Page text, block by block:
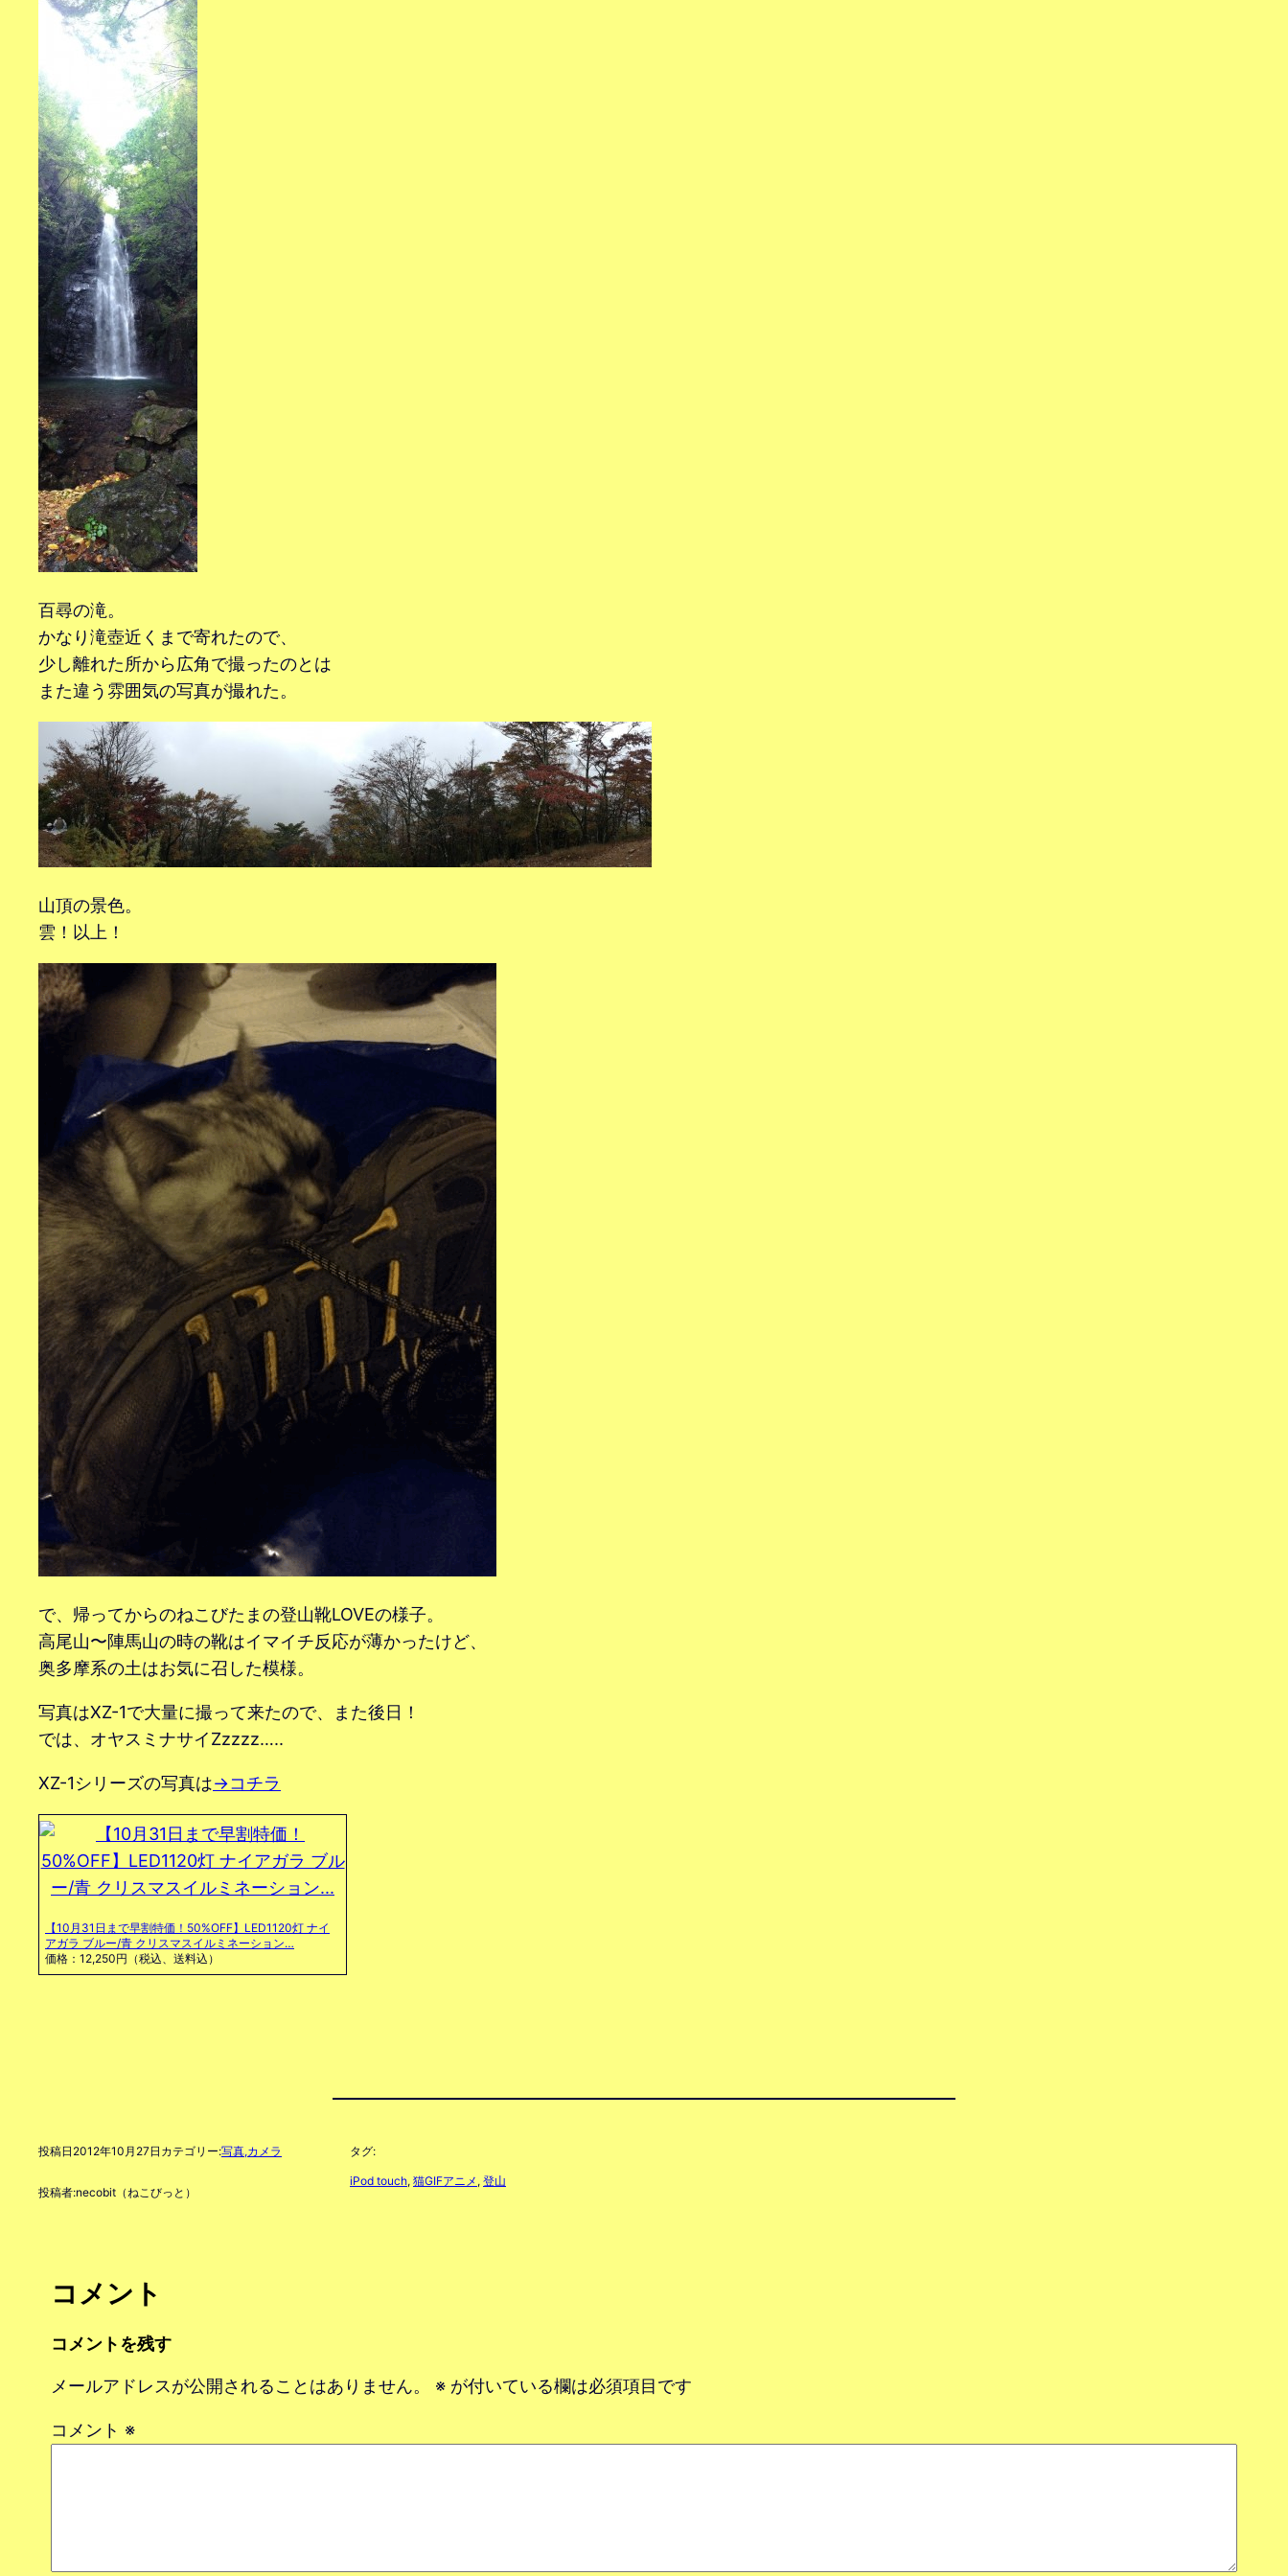
百尋の滝。
かなり滝壺近くまで寄れたので、
少し離れた所から広角で撮ったのとは
また違う雰囲気の写真が撮れた。
山頂の景色。
雲！以上！
で、帰ってからのねこびたまの登山靴LOVEの様子。
高尾山〜陣馬山の時の靴はイマイチ反応が薄かったけど、
奥多摩系の土はお気に召した模様。
写真はXZ-1で大量に撮って来たので、また後日！
では、オヤスミナサイZzzzz…..
XZ-1シリーズの写真は→コチラ
【10月31日まで早割特価！50%OFF】LED1120灯 ナイ
アガラ ブルー/青 クリスマスイルミネーション…
価格：12,250円（税込、送料込）
投稿日 2012年10月27日 カテゴリー:写真,カメラ
投稿者:necobit（ねこびっと）
タグ:
iPod touch, 猫GIFアニメ , 登山
コメント
コメントを残す
メールアドレスが公開されることはありません。 ※ が付いている欄は必須項目です
コメント ※